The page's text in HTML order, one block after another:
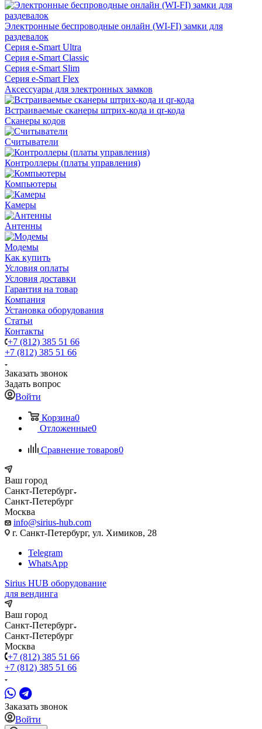
Электронные беспроводные онлайн (WI-FI) замки для
раздевалок
Серия e-Smart Ultra
Серия e-Smart Classic
Серия e-Smart Slim
Серия e-Smart Flex
Аксессуары для электронных замков
Встраиваемые сканеры штрих-кода и qr-кода
Сканеры кодов
Считыватели
Контроллеры (платы управления)
Компьютеры
Камеры
Антенны
Модемы
Как купить
Условия оплаты
Условия доставки
Гарантия на товар
Компания
Установка оборудования
Статьи
Контакты
+7 (812) 385 51 66
+7 (812) 385 51 66
Заказать звонок
Задать вопрос
Войти
Корзина0
Отложенные0
Сравнение товаров0
Ваш город
Санкт-Петербург
Санкт-Петербург
Москва
info@sirius-hub.com
г. Санкт-Петербург, ул. Химиков, 28
Telegram
WhatsApp
Sirius HUB оборудование
для вендинга
Ваш город
Санкт-Петербург
Санкт-Петербург
Москва
+7 (812) 385 51 66
+7 (812) 385 51 66
Заказать звонок
Войти